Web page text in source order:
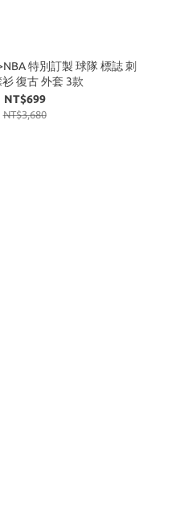
特別訂製 球隊 標誌 刺
復古 外套 3款
NT$699
NT$3,680